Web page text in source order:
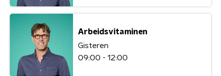
Arbeidsvitaminen
Gisteren
09:00 - 12:00